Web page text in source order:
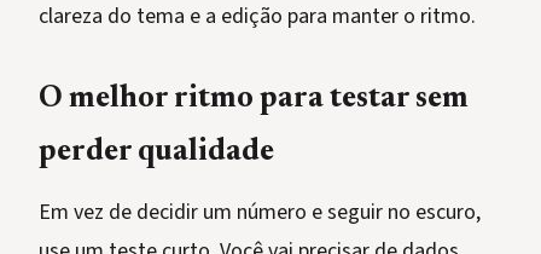
clareza do tema e a edição para manter o ritmo.
O melhor ritmo para testar sem
perder qualidade
Em vez de decidir um número e seguir no escuro,